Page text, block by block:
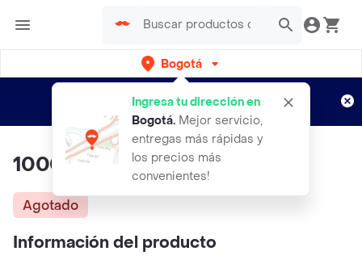
Bogotá
Ingresa tu dirección en
Bogotá. Mejor servicio,
entregas más rápidas y
los precios más
convenientes!
envíos gratis por semanas
Aplican TyC
1000 Stickers Dinosaurios
Agotado
Información del producto